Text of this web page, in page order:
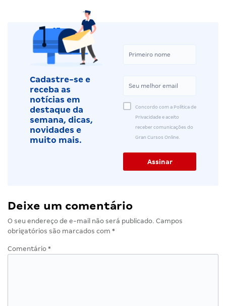
Cadastre-se e
receba as
notícias em
destaque da
semana, dicas,
novidades e
muito mais.
Concordo com a Política de
Privacidade e aceito
receber comunicações do
Gran Cursos Online.
Deixe um comentário
O seu endereço de e-mail não será publicado. Campos
obrigatórios são marcados com *
Comentário *